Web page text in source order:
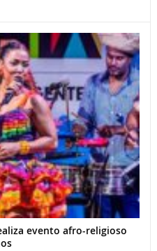
evento afro-religioso